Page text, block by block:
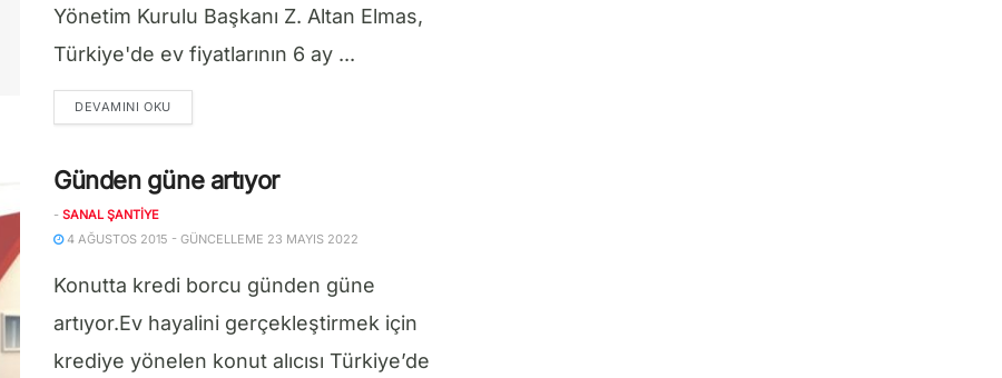
Yönetim Kurulu Başkanı Z. Altan Elmas,
Türkiye'de ev fiyatlarının 6 ay ...
DEVAMINI OKUDETAILS
Günden güne artıyor
- SANAL ŞANTIYE
4 AĞUSTOS 2015 - GÜNCELLEME 23 MAYIS 2022
Konutta kredi borcu günden güne
artıyor.Ev hayalini gerçekleştirmek için
krediye yönelen konut alıcısı Türkiye’de